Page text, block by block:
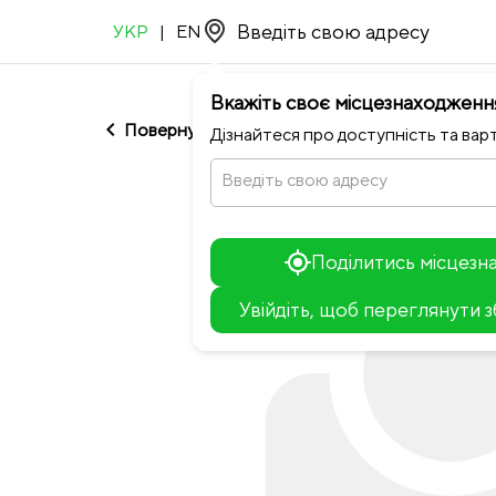
УКР | EN
Вкажіть своє
Дізнайтеся про доступність та
Введіть свою адресу
Поділитись
Увійдіть, щоб переглянути
chevron_left Повернутися до Pizza Go